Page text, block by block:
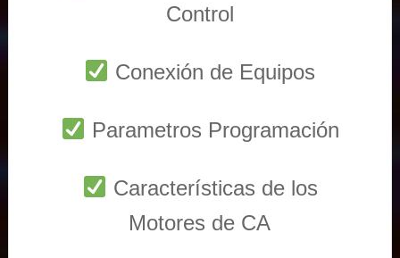
Control
Conexión de Equipos
Parametros Programación
Características de los
Motores de CA